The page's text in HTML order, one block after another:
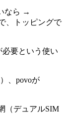
なら →
、トッピングで
要という使い
、povoが
（デュアルSIM